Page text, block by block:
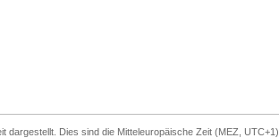
Dies sind die Mitteleuropäische Zeit (MEZ, UTC+1)